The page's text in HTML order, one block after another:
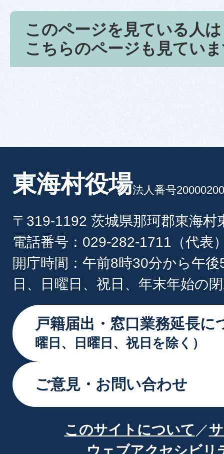
このページを見ている人は
こちらのページも見てい
東海村役場法人番号
〒319-1192 茨城県那珂郡東海村
電話番号：029-282-1711（代表
開庁時間：午前8時30分から午
日、日曜日、祝日、年末年始の
戸籍届出・窓口業務延長に
曜日、日曜日、祝日を除く）
ご意見・お問い合わせ
このサイトについて
ウェブアクセシビリ